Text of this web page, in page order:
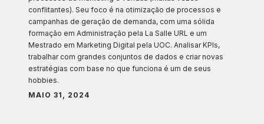
conflitantes). Seu foco é na otimização de processos e
campanhas de geração de demanda, com uma sólida
formação em Administração pela La Salle URL e um
Mestrado em Marketing Digital pela UOC. Analisar KPIs,
trabalhar com grandes conjuntos de dados e criar novas
estratégias com base no que funciona é um de seus
hobbies.
MAIO 31, 2024